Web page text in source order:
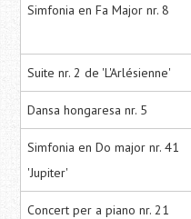
Simfonia en Fa Major nr. 8
Suite nr. 2 de 'L'Arlésienne'
Dansa hongaresa nr. 5
Simfonia en Do major nr. 41
'Jupiter'
Concert per a piano nr. 21